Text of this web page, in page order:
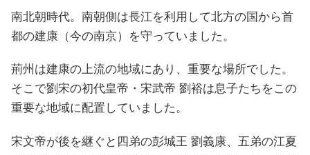
南北朝時代。南朝側は長江を利用して北方の国から首
都の建康（今の南京）を守っていました。
荊州は建康の上流の地域にあり、重要な場所でした。
そこで劉宋の初代皇帝・宋武帝 劉裕は息子たちをこの
重要な地域に配置していました。
宋文帝が後を継ぐと四弟の彭城王 劉義康、五弟の江夏